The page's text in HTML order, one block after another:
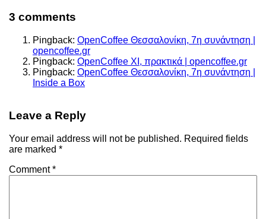
3 comments
Pingback: OpenCoffee Θεσσαλονίκη, 7η συνάντηση |
opencoffee.gr
Pingback: OpenCoffee XI, πρακτικά | opencoffee.gr
Pingback: OpenCoffee Θεσσαλονίκη, 7η συνάντηση |
Inside a Box
Leave a Reply
Your email address will not be published. Required fields
are marked *
Comment*